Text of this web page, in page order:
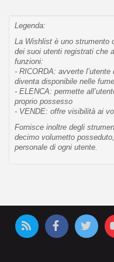
Legenda:
La Wishlist è uno strumento
dei suoi utenti registrati che
funzioni:
- RICORDA: avverte
diventa disponibile nelle
- ELENCA: permette
proprio possesso
- VENDE: offre visibilità ai
Fornisce inoltre degli
decimo volumetto
personale di ogni utente.